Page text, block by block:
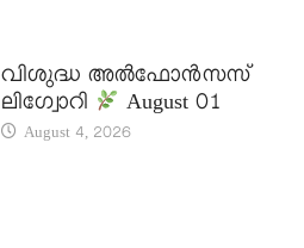
വിശുദ്ധ അൽഫോൻസസ്
ലിഗ്വോറി
August 01
August 4, 2026